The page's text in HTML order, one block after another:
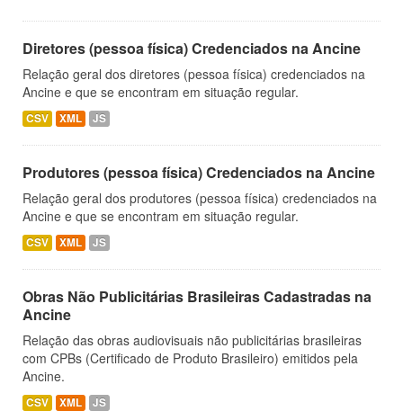
Diretores (pessoa física) Credenciados na Ancine
Relação geral dos diretores (pessoa física) credenciados na
Ancine e que se encontram em situação regular.
CSV XML JS
Produtores (pessoa física) Credenciados na Ancine
Relação geral dos produtores (pessoa física) credenciados na
Ancine e que se encontram em situação regular.
CSV XML JS
Obras Não Publicitárias Brasileiras Cadastradas na
Ancine
Relação das obras audiovisuais não publicitárias brasileiras
com CPBs (Certificado de Produto Brasileiro) emitidos pela
Ancine.
CSV XML JS